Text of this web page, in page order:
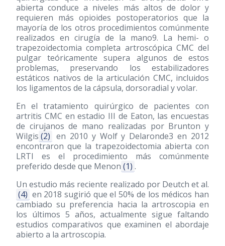
abierta conduce a niveles más altos de dolor y
requieren más opioides postoperatorios que la
mayoría de los otros procedimientos comúnmente
realizados en cirugía de la mano9. La hemi- o
trapezoidectomia completa artroscópica CMC del
pulgar teóricamente supera algunos de estos
problemas, preservando los estabilizadores
estáticos nativos de la articulación CMC, incluidos
los ligamentos de la cápsula, dorsoradial y volar.
En el tratamiento quirúrgico de pacientes con
artritis CMC en estadio III de Eaton, las encuestas
de cirujanos de mano realizadas por Brunton y
Wilgis (2) en 2010 y Wolf y Delaronde3 en 2012
encontraron que la trapezoidectomia abierta con
LRTI es el procedimiento más comúnmente
preferido desde que Menon (1) .
Un estudio más reciente realizado por Deutch et al.
(4) en 2018 sugirió que el 50% de los médicos han
cambiado su preferencia hacia la artroscopia en
los últimos 5 años, actualmente sigue faltando
estudios comparativos que examinen el abordaje
abierto a la artroscopia.